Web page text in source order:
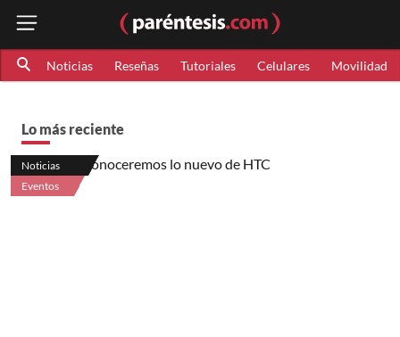
Noticias Reseñas Tutoriales Celulares Movilidad
Lo más reciente
Noticias
Eventos